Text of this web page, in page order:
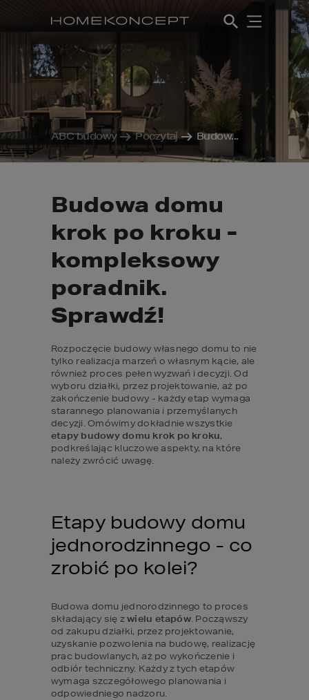
ABC budowy Poczytaj Budow...
Budowa domu
krok po kroku -
kompleksowy
poradnik.
Sprawdź!
Rozpoczęcie budowy własnego domu to nie
tylko realizacja marzeń o własnym kącie, ale
również proces pełen wyzwań i decyzji. Od
wyboru działki, przez projektowanie, aż po
zakończenie budowy - każdy etap wymaga
starannego planowania i przemyślanych
etapy budowy domu krok po kroku,
podkreślając kluczowe aspekty, na które
należy zwrócić uwagę.
Etapy budowy domu
jednorodzinnego - co
zrobić po kolei?
Budowa domu jednorodzinnego to proces
składający się z wielu etapów. Począwszy
od zakupu działki, przez projektowanie,
uzyskanie pozwolenia na budowę, realizację
prac budowlanych, aż po wykończenie i
odbiór techniczny. Każdy z tych etapów
wymaga szczegółowego planowania i
odpowiedniego nadzoru.